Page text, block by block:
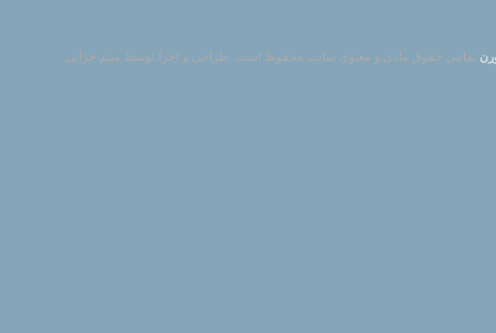
حقوق مادی و معنوی سایت محفوظ است. طراحی و اجرا توسط میثم خزایی